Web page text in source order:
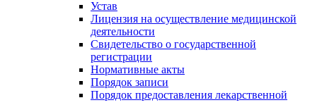
Устав
Лицензия на осуществление медицинской
деятельности
Свидетельство о государственной
регистрации
Нормативные акты
Порядок записи
Порядок предоставления лекарственной